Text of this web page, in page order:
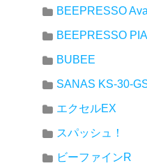
BEEPRESSO
BEEPRESSO
BUBEE
SANAS KS-30-
エクセルEX
スパッシュ！
ビーファインR